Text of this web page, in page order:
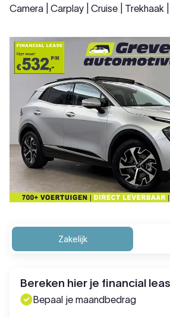
Camera | Carplay | Cruise | Trekhaak
Zakelijk
Bereken hier je financial
Bepaal je maandbedrag